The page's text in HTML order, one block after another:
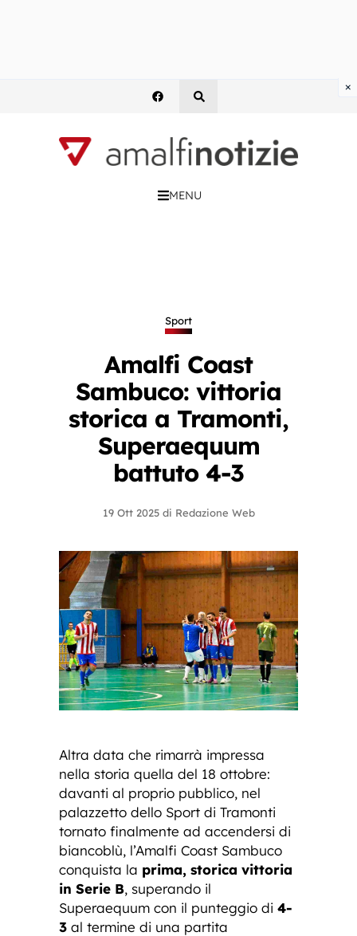
MENU
Sport
Amalfi Coast
Sambuco: vittoria
storica a Tramonti,
Superaequum
battuto 4-3
19 Ott 2025 di Redazione Web
Altra data che rimarrà impressa
nella storia quella del 18 ottobre:
davanti al proprio pubblico, nel
palazzetto dello Sport di Tramonti
tornato finalmente ad accendersi di
biancoblù, l’Amalfi Coast Sambuco
conquista la prima, storica vittoria
in Serie B, superando il
Superaequum con il punteggio di 4-
3 al termine di una partita
×